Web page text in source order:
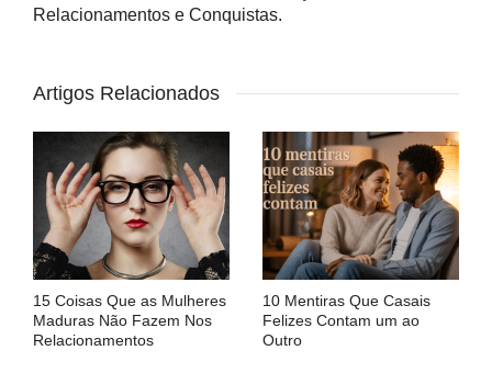
Relacionamentos e Conquistas.
Artigos Relacionados
15 Coisas Que as Mulheres
Maduras Não Fazem Nos
Relacionamentos
10 Mentiras Que Casais
Felizes Contam um ao
Outro